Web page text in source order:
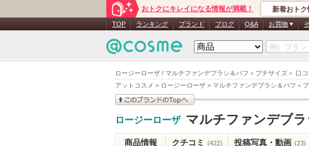
ロージーローザ / マルチファンデブラシ＆パフ＜プチサイズ＞ 口コ
アットコスメ > ロージーローザ > マルチファンデブラシ＆パフ＜
おトクにキレイになる情報が満載！ 新着おトク
TOP ランキング ブランド ブログ Q&A お買物
ロージーローザ マルチファンデブ
商品情報 クチコミ (422) 投稿写真・動画 (23)